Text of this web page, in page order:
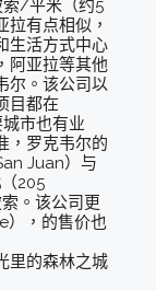
/平米（约5
有点相似，
生活方式中心
阿亚拉等其他
尔。该公司以
目都在
市也有业
，罗克韦尔的
Juan）与
205
。该公司更
），的售价也
里的森林之城